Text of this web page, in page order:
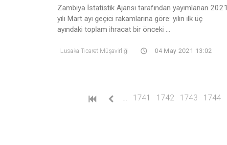
Zambiya İstatistik Ajansı tarafından yayımlanan 2021
yılı Mart ayı geçici rakamlarına göre: yılın ilk üç
ayındaki toplam ihracat bir önceki ...
Lusaka Ticaret Müşavirliği 04 May 2021 13:02
1741 1742 1743 1744